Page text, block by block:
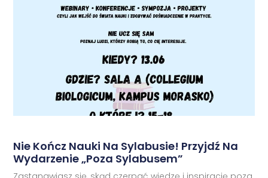
Nie Kończ Nauki Na Sylabusie! Przyjdź Na
Wydarzenie „Poza Sylabusem”